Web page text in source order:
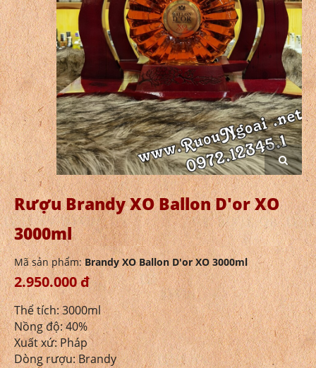
Rượu Brandy XO Ballon D'or XO
3000ml
Mã sản phẩm:Brandy XO Ballon D'or XO 3000ml
2.950.000 đ
Thể tích: 3000ml
Nồng độ: 40%
Xuất xứ: Pháp
Dòng rượu: Brandy